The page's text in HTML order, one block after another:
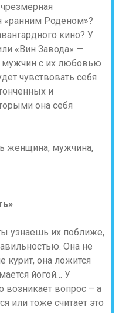
«ранним Роденом»?
кино? У
«Вин Завода» —
с их любовью
чувствовать себя
и
она себя
узнаешь их поближе,
Она не
курит, она ложится
йогой… У
возникает вопрос – а
или тоже считает это